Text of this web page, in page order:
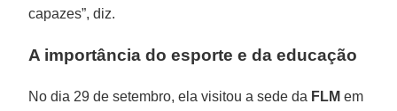
capazes”, diz.
A importância do esporte e da educação
No dia 29 de setembro, ela visitou a sede da FLM em